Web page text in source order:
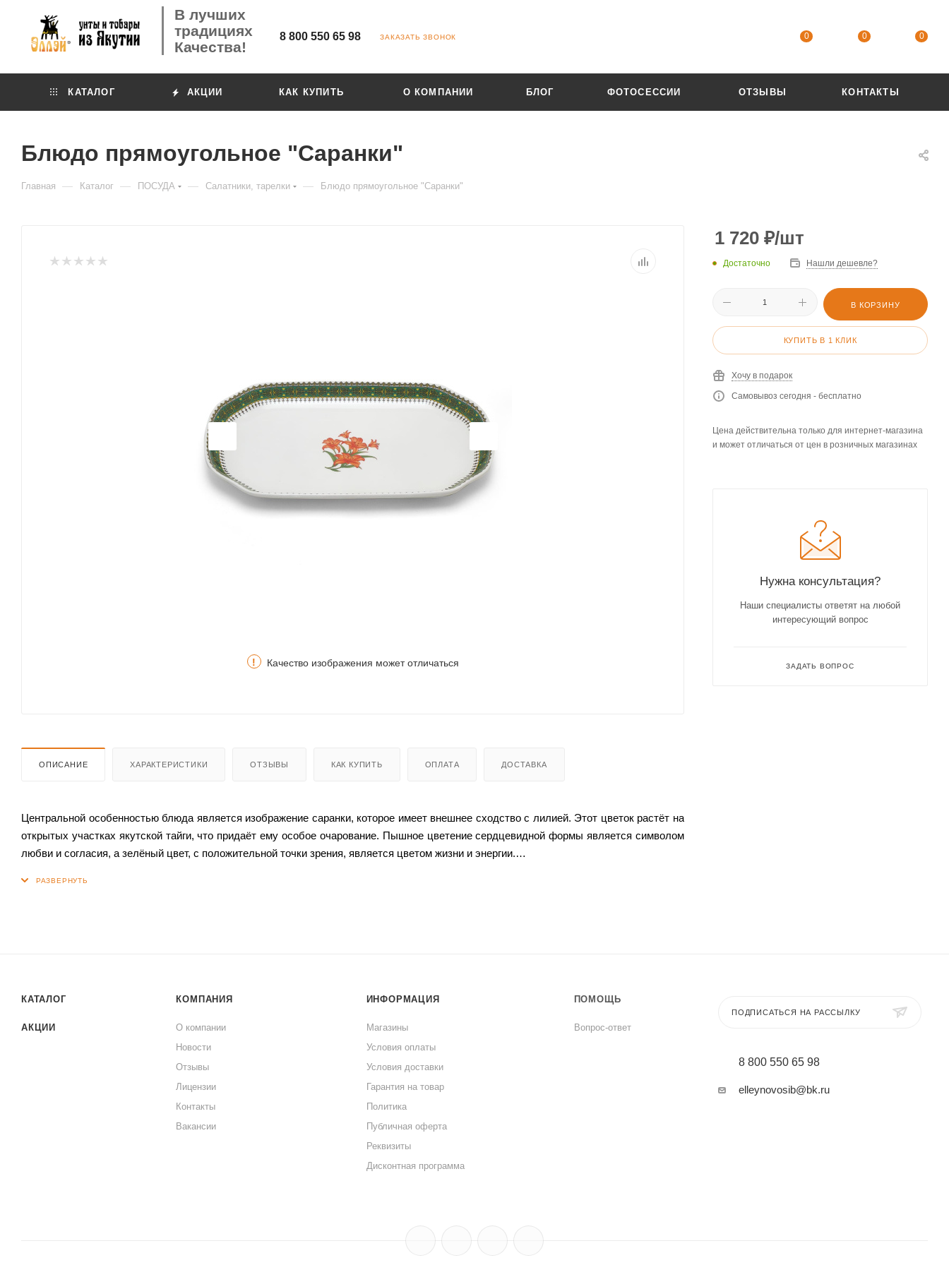
В лучших
традициях
Качества!
8 800 550 65 98 ЗАКАЗАТЬ ЗВОНОК 0 0 0
КАТАЛОГ АКЦИИ КАК КУПИТЬ О КОМПАНИИ БЛОГ ФОТОСЕССИИ ОТЗЫВЫ КОНТАКТЫ
Блюдо прямоугольное "Саранки"
Главная — Каталог — ПОСУДА — Салатники, тарелки — Блюдо прямоугольное "Саранки"
! Качество изображения может отличаться
ОПИСАНИЕ ХАРАКТЕРИСТИКИ ОТЗЫВЫ КАК КУПИТЬ ОПЛАТА ДОСТАВКА
Центральной особенностью блюда является изображение саранки, которое имеет внешнее сходство с лилией. Этот цветок растёт на
открытых участках якутской тайги, что придаёт ему особое очарование. Пышное цветение сердцевидной формы является символом
любви и согласия, а зелёный цвет, с положительной точки зрения, является цветом жизни и энергии.
Дополнительным преимуществом является возможность мытья блюда в посудомоечной машине, что значительно упрощает процесс
В целом, прямоугольное блюдо «Саранки» — это не только функциональный предмет сервировки стола, но и стильный элемент
декора, который добавит изысканности и индивидуальности вашему столу.
Более подробно, ознакомиться с характеристиками фарфоровой посуды, можно перейдя по
1 720 ₽/шт
Достаточно Нашли дешевле?
В КОРЗИНУ
КУПИТЬ В 1 КЛИК
Хочу в подарок
Самовывоз сегодня - бесплатно
Цена действительна только для интернет-магазина
и может отличаться от цен в розничных магазинах
Нужна консультация?
Наши специалисты ответят на любой
интересующий вопрос
ЗАДАТЬ ВОПРОС
КАТАЛОГ
АКЦИИ
КОМПАНИЯ
О компании
Новости
Отзывы
Лицензии
Контакты
Вакансии
ИНФОРМАЦИЯ
Магазины
Условия оплаты
Условия доставки
Гарантия на товар
Политика
Публичная оферта
Реквизиты
Дисконтная программа
ПОМОЩЬ
Вопрос-ответ
ПОДПИСАТЬСЯ НА РАССЫЛКУ
8 800 550 65 98
elleynovosib@bk.ru